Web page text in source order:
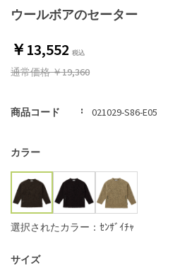
ウールボアのセーター
￥13,552
通常価格￥19,360
商品コード 021029-S86-E05
カラー
選択されたカラー：ｾﾝｻﾞｲﾁｬ
サイズ